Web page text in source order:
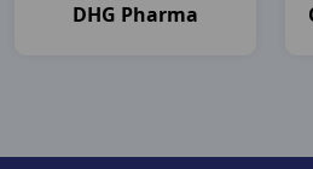
DHG Pharma